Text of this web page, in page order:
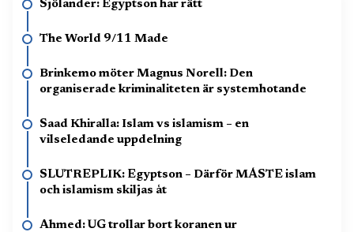
The World 9/11 Made
Brinkemo möter Magnus Norell: Den
organiserade kriminaliteten är systemhotande
Saad Khiralla: Islam vs islamism – en
vilseledande uppdelning
SLUTREPLIK: Egyptson – Därför MÅSTE islam
och islamism skiljas åt
Ahmed: UG trollar bort koranen ur